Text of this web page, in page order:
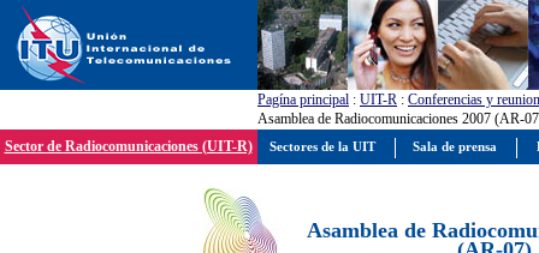
Pagína principal : UIT-R : Conferencias y
Asamblea de Radiocomunicaciones 2007 (AR-
Sector de Radiocomunicaciones (UIT-R)
Asamblea de
Sectores de la UIT Sala de prensa